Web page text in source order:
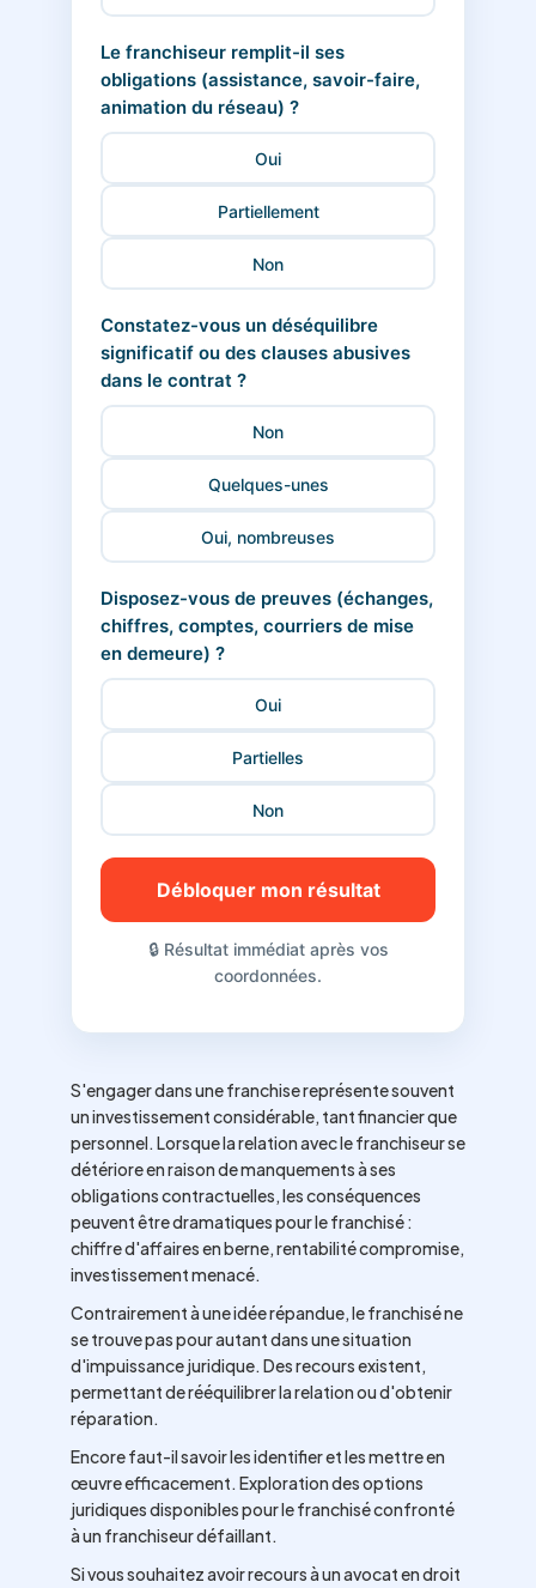
Le franchiseur remplit-il ses
obligations (assistance, savoir-faire,
animation du réseau) ?
Oui
Partiellement
Non
Constatez-vous un déséquilibre
significatif ou des clauses abusives
dans le contrat ?
Non
Quelques-unes
Oui, nombreuses
Disposez-vous de preuves (échanges,
chiffres, comptes, courriers de mise
en demeure) ?
Oui
Partielles
Non
Débloquer mon résultat
🔒 Résultat immédiat après vos
coordonnées.
S'engager dans une franchise représente souvent
un investissement considérable, tant financier que
personnel. Lorsque la relation avec le franchiseur se
détériore en raison de manquements à ses
obligations contractuelles, les conséquences
peuvent être dramatiques pour le franchisé :
chiffre d'affaires en berne, rentabilité compromise,
investissement menacé.
Contrairement à une idée répandue, le franchisé ne
se trouve pas pour autant dans une situation
d'impuissance juridique. Des recours existent,
permettant de rééquilibrer la relation ou d'obtenir
réparation.
Encore faut-il savoir les identifier et les mettre en
œuvre efficacement. Exploration des options
juridiques disponibles pour le franchisé confronté
à un franchiseur défaillant.
Si vous souhaitez avoir recours à un avocat en droit